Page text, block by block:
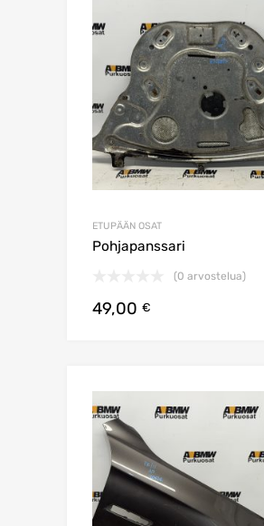
ETUPÄÄN OSAT
Pohjapanssari
(0 arvostelua)
49,00 €